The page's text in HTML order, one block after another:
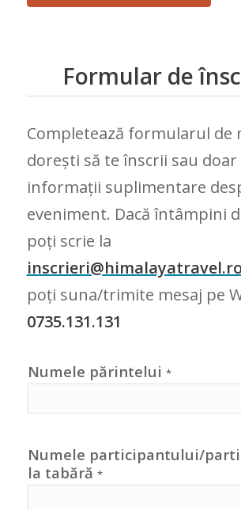
Formular de
Completează formularul de
dorești să te înscrii sau
informații suplimentare
eveniment. Dacă întâmpini
poți scrie la
poți suna/trimite mesaj pe
0735.131.131
Numele părintelui *
Numele participantului/
la tabără *